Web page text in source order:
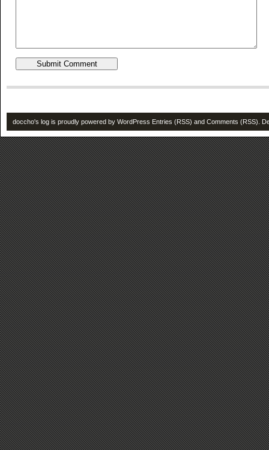
doccho's log is proudly powered by WordPress Entries (RSS) and Comments (RSS) .